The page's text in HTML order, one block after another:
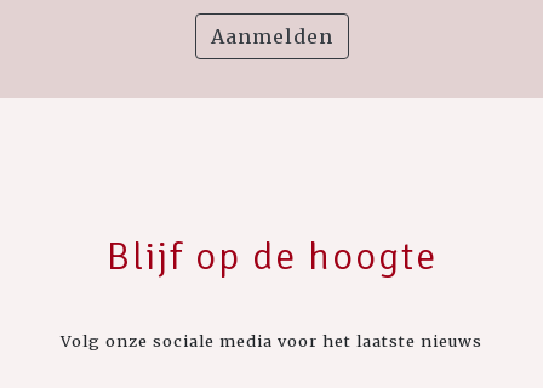
Aanmelden
Blijf op de hoogte
Volg onze sociale media voor het laatste nieuws